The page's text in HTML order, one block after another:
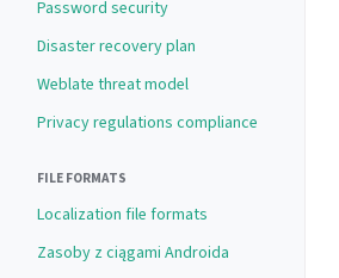
Password security
Disaster recovery plan
Weblate threat model
Privacy regulations compliance
FILE FORMATS
Localization file formats
Zasoby z ciągami Androida